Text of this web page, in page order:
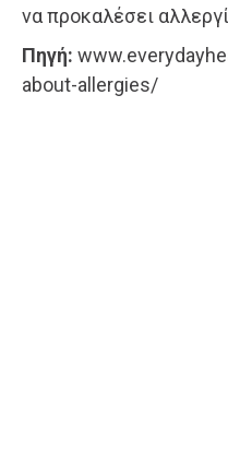
να προκαλέσει
Πηγή:
about-allergies/